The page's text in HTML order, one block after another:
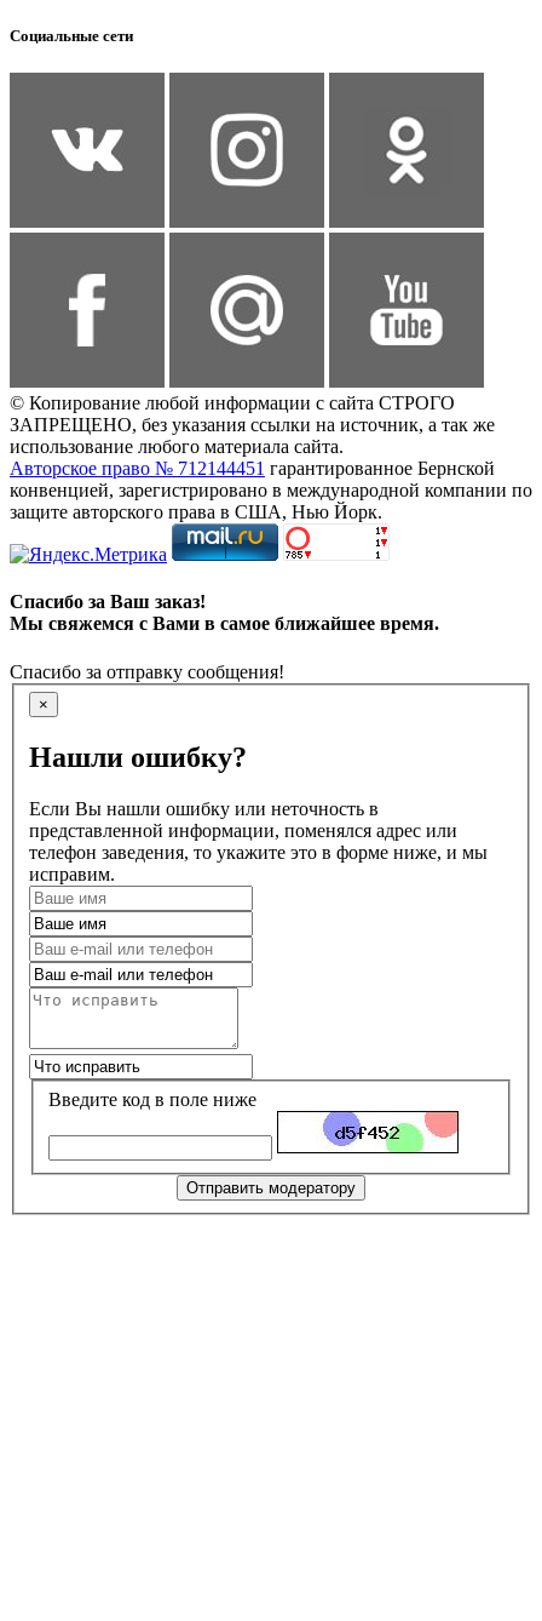
Социальные сети
© Копирование любой информации с сайта СТРОГО
ЗАПРЕЩЕНО, без указания ссылки на источник, а так же
использование любого материала сайта.
Авторское право № 712144451 гарантированное Бернской
конвенцией, зарегистрировано в международной компании по
защите авторского права в США, Нью Йорк.
Спасибо за Ваш заказ!
Мы свяжемся с Вами в самое ближайшее время.
Спасибо за отправку сообщения!
×
Нашли ошибку?
Если Вы нашли ошибку или неточность в
представленной информации, поменялся адрес или
телефон заведения, то укажите это в форме ниже, и мы
исправим.
Введите код в поле ниже
Отправить модератору